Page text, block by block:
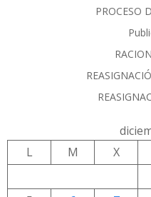
PROCESO
L
M X